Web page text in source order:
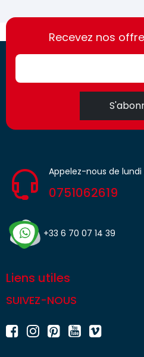
https://france-
access.fr
https://france-
access.fr
Recevez nos
Appelez-nous de lundi
0751062619
+33 6 70 07 14 39
Liens utiles
SUIVEZ-NOUS